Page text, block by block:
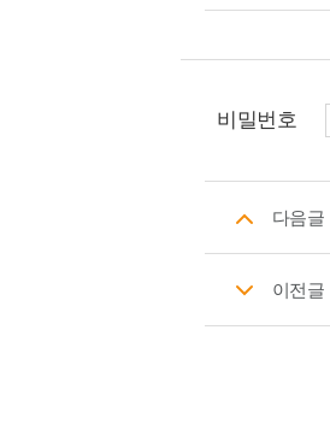
비밀번호
다음글
이전글